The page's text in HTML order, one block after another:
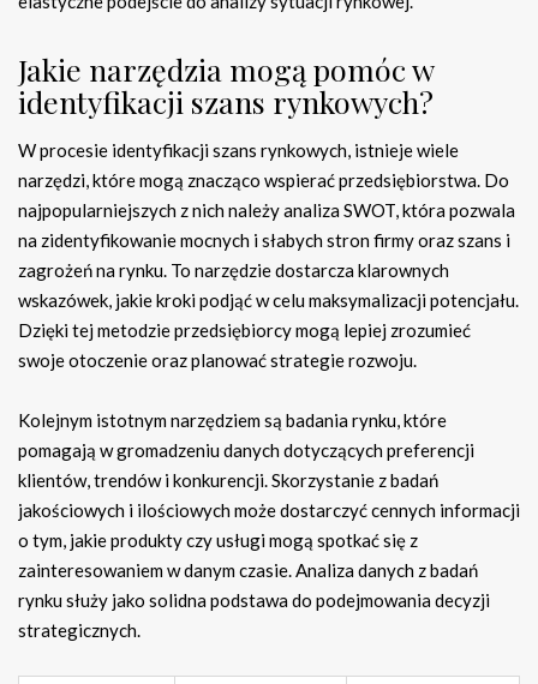
Jakie narzędzia mogą pomóc w
identyfikacji szans rynkowych?
W procesie identyfikacji szans rynkowych, istnieje wiele
narzędzi, które mogą znacząco wspierać przedsiębiorstwa. Do
najpopularniejszych z nich należy analiza SWOT, która pozwala
na zidentyfikowanie mocnych i słabych stron firmy oraz szans i
zagrożeń na rynku. To narzędzie dostarcza klarownych
wskazówek, jakie kroki podjąć w celu maksymalizacji potencjału.
Dzięki tej metodzie przedsiębiorcy mogą lepiej zrozumieć
swoje otoczenie oraz planować strategie rozwoju.
Kolejnym istotnym narzędziem są badania rynku, które
pomagają w gromadzeniu danych dotyczących preferencji
klientów, trendów i konkurencji. Skorzystanie z badań
jakościowych i ilościowych może dostarczyć cennych informacji
o tym, jakie produkty czy usługi mogą spotkać się z
zainteresowaniem w danym czasie. Analiza danych z badań
rynku służy jako solidna podstawa do podejmowania decyzji
strategicznych.